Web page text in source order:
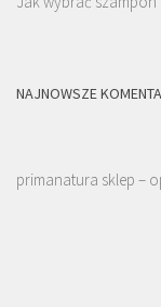
NAJNOWSZE
primanatura sklep –